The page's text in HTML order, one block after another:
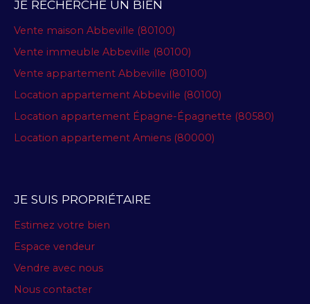
JE RECHERCHE UN BIEN
Vente maison Abbeville (80100)
Vente immeuble Abbeville (80100)
Vente appartement Abbeville (80100)
Location appartement Abbeville (80100)
Location appartement Épagne-Épagnette (80580)
Location appartement Amiens (80000)
JE SUIS PROPRIÉTAIRE
Estimez votre bien
Espace vendeur
Vendre avec nous
Nous contacter